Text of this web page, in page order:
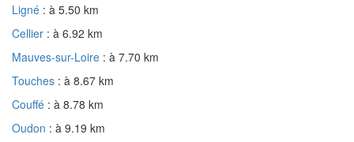
Ligné : à 5.50 km
Cellier : à 6.92 km
Mauves-sur-Loire : à 7.70 km
Touches : à 8.67 km
Couffé : à 8.78 km
Oudon : à 9.19 km